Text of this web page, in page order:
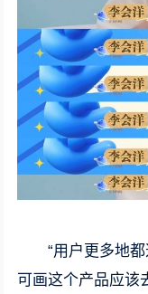
“用户更多地
可画这个产品应该